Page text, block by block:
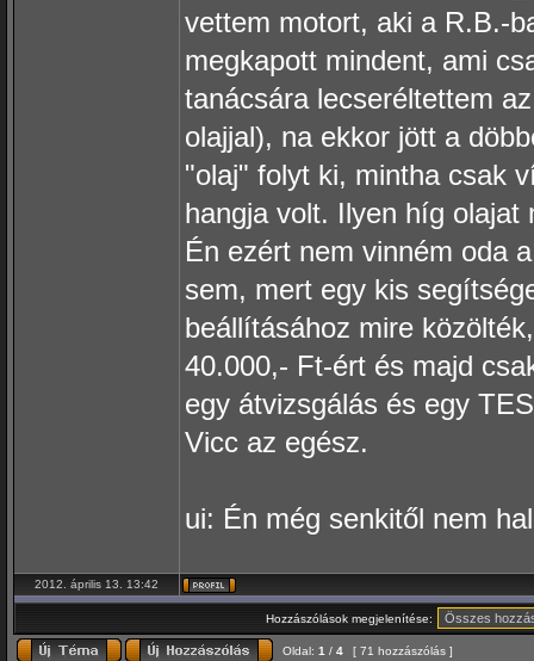
vettem motort, aki a R.B.-
megkapott mindent, ami
tanácsára lecseréltettem
olajjal), na ekkor jött a
"olaj" folyt ki, mintha csak
hangja volt. Ilyen híg olajat
Én ezért nem vinném oda
sem, mert egy kis
beállításához mire
40.000,- Ft-ért és majd
egy átvizsgálás és egy
Vicc az egész.
ui: Én még senkitől nem
2012. április 13. 13:42
Hozzászólások megjelenítése:
Oldal: 1 / 4 [ 71 hozzászólás ]